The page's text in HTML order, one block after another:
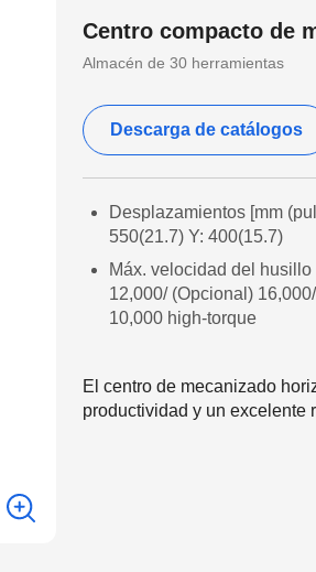
Centro compacto de
Almacén de 30 herramientas
Descarga de catálogos
Desplazamientos [mm
550(21.7) Y: 400(15.7)
Máx. velocidad del husillo
12,000/ (Opcional)
10,000 high-torque
El centro de mecanizado
productividad y un excelente